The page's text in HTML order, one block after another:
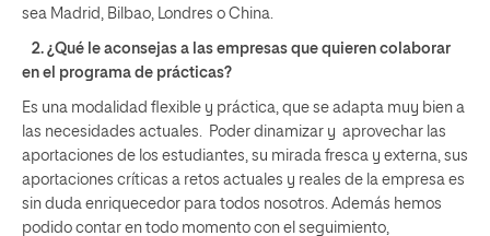
sea Madrid, Bilbao, Londres o China.
2. ¿Qué le aconsejas a las empresas que quieren colaborar
en el programa de prácticas?
Es una modalidad flexible y práctica, que se adapta muy bien a
las necesidades actuales. Poder dinamizar y aprovechar las
aportaciones de los estudiantes, su mirada fresca y externa, sus
aportaciones críticas a retos actuales y reales de la empresa es
sin duda enriquecedor para todos nosotros. Además hemos
podido contar en todo momento con el seguimiento,